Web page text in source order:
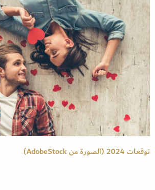
توقعات 2024 (الصورة من AdobeStock)